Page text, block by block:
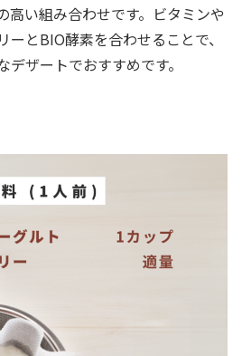
高い組み合わせです。ビタミンや
とBIO酵素を合わせることで、
ザートでおすすめです。